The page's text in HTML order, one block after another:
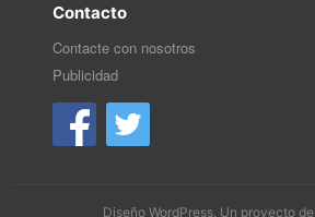
Contacto
Contacte con nosotros
Publicidad
Diseño WordPress. Un proyecto de